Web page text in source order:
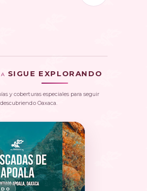
SIGUE EXPLORANDO
y coberturas especiales para seguir
descubriendo Oaxaca.